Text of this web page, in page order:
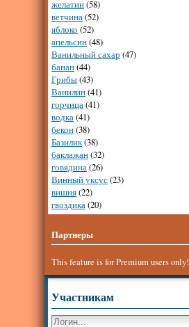
желатин(58)
ветчина(52)
яблоко (52)
апельсин(48)
Ванильный сахар (47)
банан(44)
Грибы(43)
Ванилин(41)
горчица(41)
водка(41)
бекон(38)
Базилик(38)
баклажан(32)
говядина(26)
Винный уксус(23)
вишня(22)
гвоздика(20)
Партнеры
This feature is for Premium users only!
Участникам